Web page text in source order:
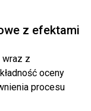
z efektami
z
oceny
procesu